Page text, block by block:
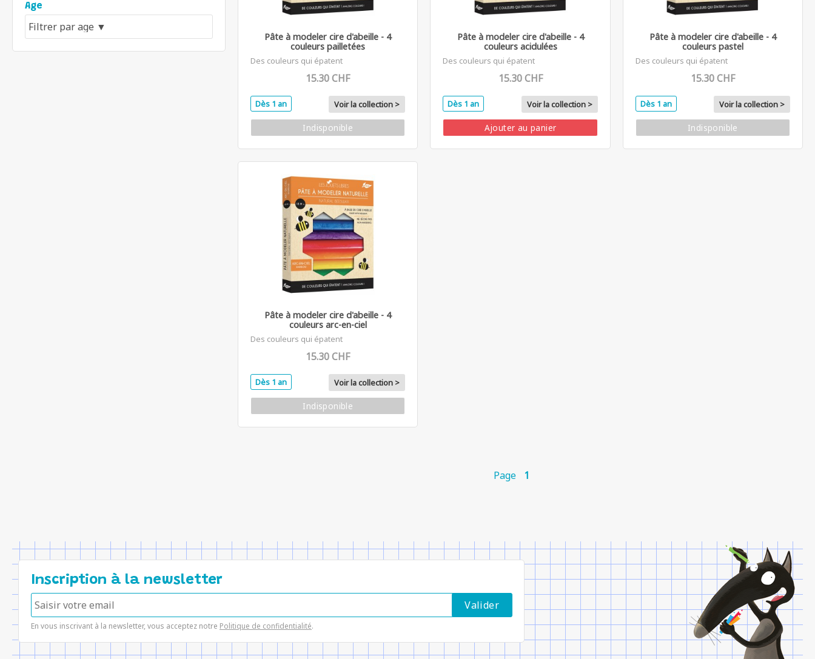
Age
Pâte à modeler cire d'abeille - 4
couleurs pailletées
Des couleurs qui épatent
15.30 CHF
Dès 1 an Voir la collection >
Indisponible
Pâte à modeler cire d'abeille - 4
couleurs acidulées
Des couleurs qui épatent
15.30 CHF
Dès 1 an Voir la collection >
Ajouter au panier
Pâte à modeler cire d'abeille - 4
couleurs pastel
Des couleurs qui épatent
15.30 CHF
Dès 1 an Voir la collection >
Indisponible
Pâte à modeler cire d'abeille - 4
couleurs arc-en-ciel
Des couleurs qui épatent
15.30 CHF
Dès 1 an Voir la collection >
Indisponible
Page 1
Inscription à la newsletter
En vous inscrivant à la newsletter, vous acceptez notre Politique de confidentialité.